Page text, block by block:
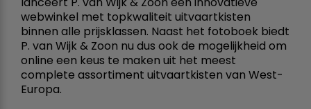
webwinkel met topkwaliteit uitvaartkisten
binnen alle prijsklassen. Naast het fotoboek biedt
P. van Wijk & Zoon nu dus ook de mogelijkheid om
online een keus te maken uit het meest
complete assortiment uitvaartkisten van West-
Europa.